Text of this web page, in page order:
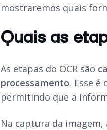
mostraremos quais
Quais as
As etapas do OCR são
processamento. Esse
permitindo que a
Na captura da